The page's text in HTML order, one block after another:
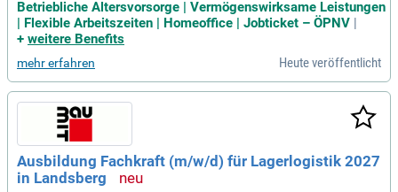
ersonalreferent unter T. +49 7531 800-1343; Cornelia Pflegh
ar, Leiterin des Veterinäramtes unter T. +49 7531 800-2500.
Betriebliche Altersvorsorge | Vermögenswirksame Leistungen
| Flexible Arbeitszeiten | Homeoffice | Jobticket – ÖPNV
+ weitere Benefits
mehr erfahren Heute veröffentlicht
Ausbildung Fachkraft (m/w/d) für Lagerlogistik 2027
in Landsberg